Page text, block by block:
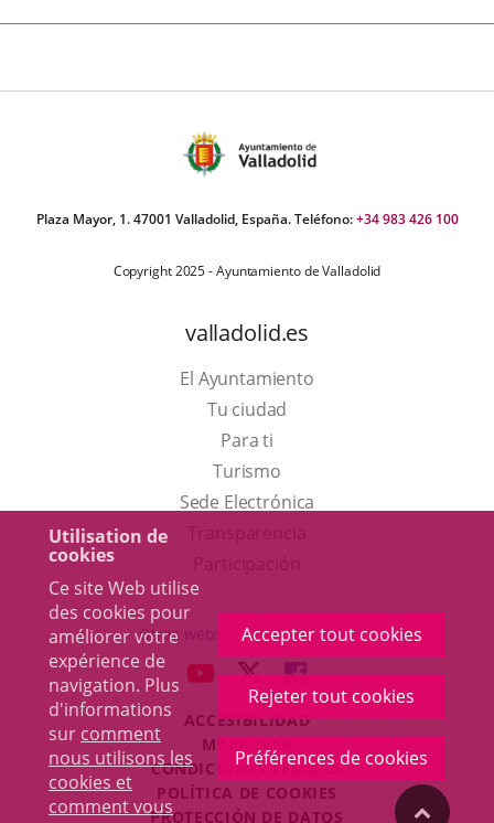
Utilisation de
cookies
Ce site Web utilise
des cookies pour
améliorer votre
expérience de
navigation. Plus
d'informations
sur comment
nous utilisons les
cookies et
comment vous
Accepter tout cookies
Rejeter tout cookies
Préférences de cookies
Plaza Mayor, 1. 47001 Valladolid, España. Teléfono:+34 983 426 100
Copyright 2025 - Ayuntamiento de Valladolid
valladolid.es
El Ayuntamiento
Tu ciudad
Para ti
TurismoEste
enlace
una
ventana
nueva.
Sede Electrónica
externa.
Otras webs del ayuntamiento
ENLACE
UNA
APLICACIÓN
EXTERNA.
ENLACE
A
UNA
APLICACIÓN
EXTERNA.
ENLACE
A
UNA
APLICACIÓN
EXTERNA.
ACCESIBILIDAD
MAPA WEB
CONDICIONES LEGALES
POLÍTICA DE COOKIES
PROTECCIÓN DE DATOS
"Volver